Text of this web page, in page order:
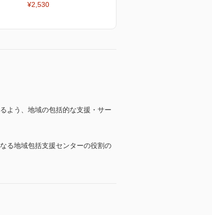
¥2,530
よう、地域の包括的な支援・サー
る地域包括支援センターの役割の